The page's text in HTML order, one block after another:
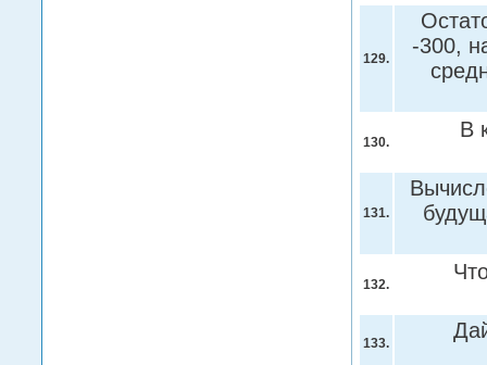
129.
-300,
130.
В
131.
132.
133.